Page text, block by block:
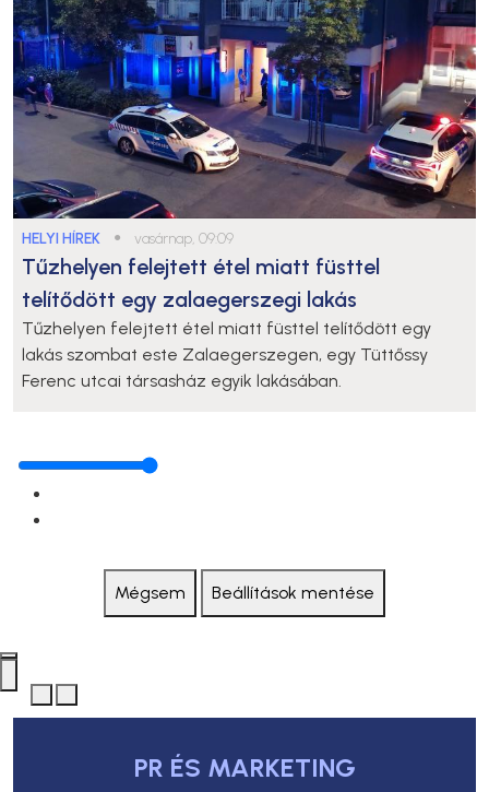
HELYI HÍREK ● vasárnap, 09:09
Tűzhelyen felejtett étel miatt füsttel
telítődött egy zalaegerszegi lakás
Tűzhelyen felejtett étel miatt füsttel telítődött egy
lakás szombat este Zalaegerszegen, egy Tüttőssy
Ferenc utcai társasház egyik lakásában.
Mégsem Beállítások mentése
PR ÉS MARKETING